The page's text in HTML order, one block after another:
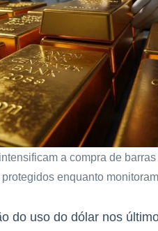
a compra de
enquanto
do uso do dólar nos